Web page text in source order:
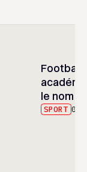
Football
le nom
SPORT 09/